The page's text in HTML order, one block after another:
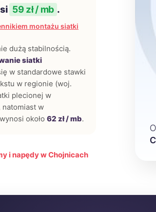
59 zł / mb .
montażu siatki
dużą stabilnością.
siatki
w standardowe stawki
w regionie (woj.
plecionej w
natomiast w
około 62 zł / mb.
i napędy w Chojnicach